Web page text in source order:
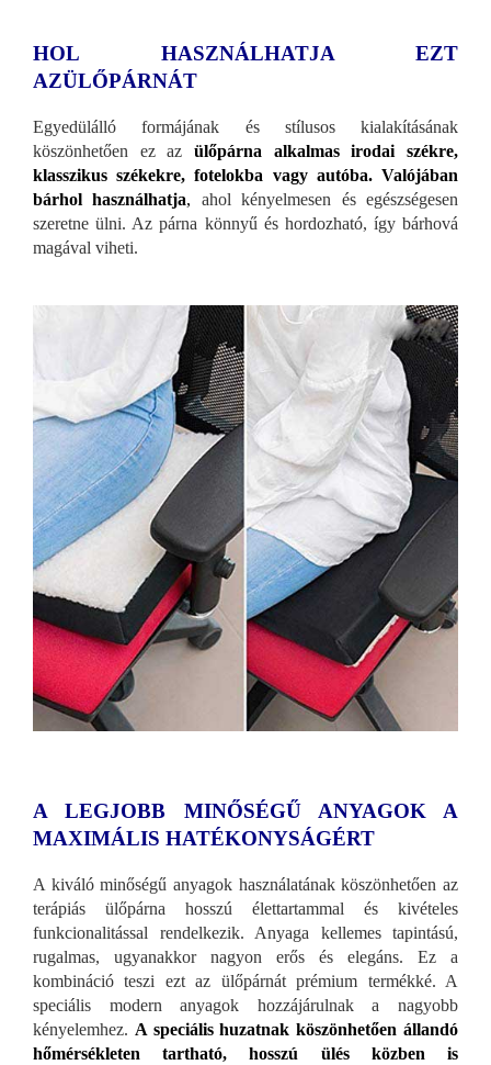
HOL HASZNÁLHATJA EZT
AZÜLŐPÁRNÁT
Egyedülálló formájának és stílusos kialakításának
köszönhetően ez az ülőpárna alkalmas irodai székre,
klasszikus székekre, fotelokba vagy autóba. Valójában
bárhol használhatja, ahol kényelmesen és egészségesen
szeretne ülni. Az párna könnyű és hordozható, így bárhová
magával viheti.
A LEGJOBB MINŐSÉGŰ ANYAGOK A
MAXIMÁLIS HATÉKONYSÁGÉRT
A kiváló minőségű anyagok használatának köszönhetően az
terápiás ülőpárna hosszú élettartammal és kivételes
funkcionalitással rendelkezik. Anyaga kellemes tapintású,
rugalmas, ugyanakkor nagyon erős és elegáns. Ez a
kombináció teszi ezt az ülőpárnát prémium termékké. A
speciális modern anyagok hozzájárulnak a nagyobb
kényelemhez. A speciális huzatnak köszönhetően állandó
hőmérsékleten tartható, hosszú ülés közben is